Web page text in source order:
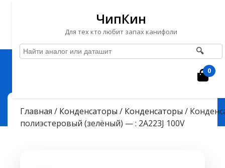
Перейти
ЧипКин
Для тех кто любит запах канифоли
🔍
0
ЧипКин
Конденсатор полиэстеровый (зелёный) — : 2A223J 100V
Главная / Конденсаторы / Конденсаторы /
полиэстеровый (зелёный) — : 2A223J 100V